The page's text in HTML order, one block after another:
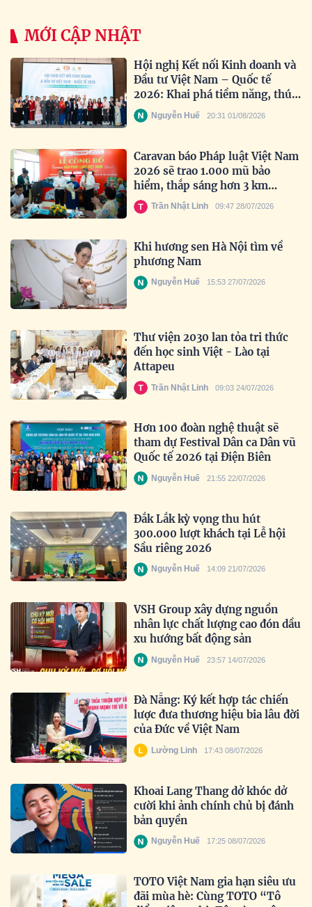
MỚI CẬP NHẬT
Hội nghị Kết nối Kinh doanh và
Đầu tư Việt Nam – Quốc tế
2026: Khai phá tiềm năng, thúc
đẩy hợp tác toàn cầu
Nguyễn Huế 20:31 01/08/2026
Caravan báo Pháp luật Việt Nam
2026 sẽ trao 1.000 mũ bảo
hiểm, thắp sáng hơn 3 km
đường biên
Trần Nhật Linh 09:47 28/07/2026
Khi hương sen Hà Nội tìm về
phương Nam
Nguyễn Huế 15:53 27/07/2026
Thư viện 2030 lan tỏa tri thức
đến học sinh Việt - Lào tại
Attapeu
Trần Nhật Linh 09:03 24/07/2026
Hơn 100 đoàn nghệ thuật sẽ
tham dự Festival Dân ca Dân vũ
Quốc tế 2026 tại Điện Biên
Nguyễn Huế 21:55 22/07/2026
Đắk Lắk kỳ vọng thu hút
300.000 lượt khách tại Lễ hội
Sầu riêng 2026
Nguyễn Huế 14:09 21/07/2026
VSH Group xây dựng nguồn
nhân lực chất lượng cao đón dầu
xu hướng bất động sản
Nguyễn Huế 23:57 14/07/2026
Đà Nẵng: Ký kết hợp tác chiến
lược đưa thương hiệu bia lâu đời
của Đức về Việt Nam
Lường Linh 17:43 08/07/2026
Khoai Lang Thang dở khóc dở
cười khi ảnh chính chủ bị đánh
bản quyền
Nguyễn Huế 17:25 08/07/2026
TOTO Việt Nam gia hạn siêu ưu
đãi mùa hè: Cùng TOTO “Tô